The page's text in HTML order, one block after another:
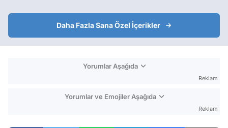
Daha Fazla Sana Özel İçerikler
Yorumlar Aşağıda
Reklam
Yorumlar ve Emojiler Aşağıda
Reklam